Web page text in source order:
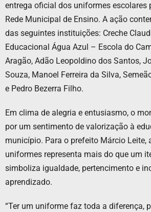
entrega oficial dos uniformes escolares
Rede Municipal de Ensino. A ação
das seguintes instituições: Creche
Educacional Água Azul – Escola do
Aragão, Adão Leopoldino dos Santos,
Souza, Manoel Ferreira da Silva,
e Pedro Bezerra Filho.
Em clima de alegria e entusiasmo, o
por um sentimento de valorização à
município. Para o prefeito Márcio Leite,
uniformes representa mais do que um
simboliza igualdade, pertencimento e
aprendizado.
“Ter um uniforme faz toda a diferença,